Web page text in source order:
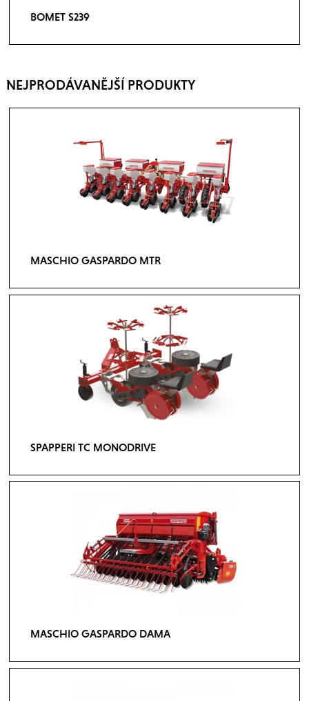
BOMET S239
NEJPRODÁVANĚJŠÍ PRODUKTY
MASCHIO GASPARDO MTR
SPAPPERI TC MONODRIVE
MASCHIO GASPARDO DAMA